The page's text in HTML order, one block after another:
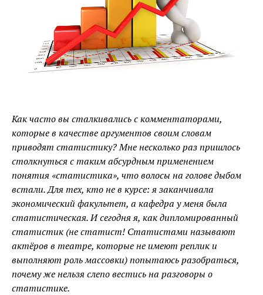
Как часто вы сталкивались с комментаторами,
которые в качестве аргументов своим словам
приводят статистику? Мне несколько раз пришлось
столкнуться с таким абсурдным применением
понятия «статистика», что волосы на голове дыбом
встали. Для тех, кто не в курсе: я заканчивала
экономический факультет, а кафедра у меня была
статистическая. И сегодня я, как дипломированный
статистик (не статист! Статистами называют
актёров в театре, которые не имеют реплик и
выполняют роль массовки) попытаюсь разобраться,
почему же нельзя слепо вестись на разговоры о
статистике.